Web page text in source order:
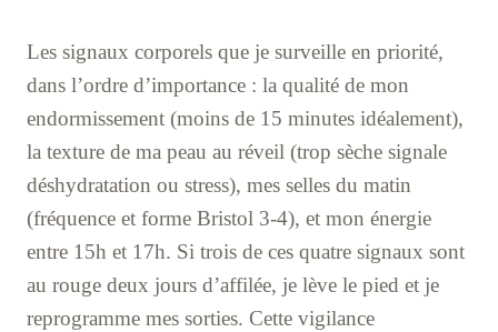
Les signaux corporels que je surveille en priorité,
dans l’ordre d’importance : la qualité de mon
endormissement (moins de 15 minutes idéalement),
la texture de ma peau au réveil (trop sèche signale
déshydratation ou stress), mes selles du matin
(fréquence et forme Bristol 3-4), et mon énergie
entre 15h et 17h. Si trois de ces quatre signaux sont
au rouge deux jours d’affilée, je lève le pied et je
reprogramme mes sorties. Cette vigilance